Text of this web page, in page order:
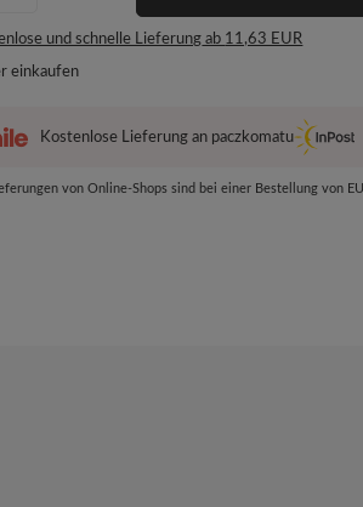
und schnelle Lieferung ab 11,63 EUR
einkaufen
Kostenlose Lieferung an paczkomatu
von Online-Shops sind bei einer Bestellung von